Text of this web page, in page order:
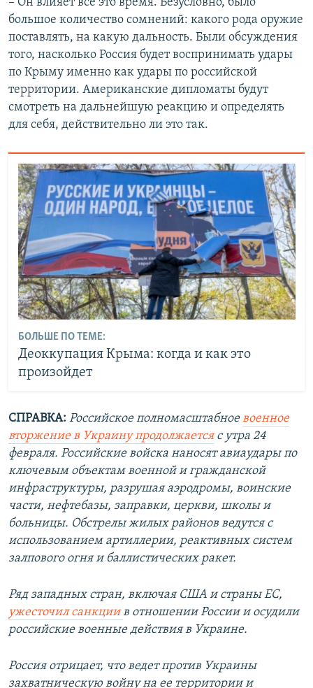
большое количество сомнений: какого рода оружие
поставлять, на какую дальность. Были обсуждения
того, насколько Россия будет воспринимать удары
по Крыму именно как удары по российской
территории. Американские дипломаты будут
смотреть на дальнейшую реакцию и определять
для себя, действительно ли это так.
БОЛЬШЕ ПО ТЕМЕ:
Деоккупация Крыма: когда и как это
произойдет
СПРАВКА: Российское полномасштабноевоенное
вторжение в Украину продолжаетсяс утра 24
февраля. Российские войска наносят авиаудары по
ключевым объектам военной и гражданской
инфраструктуры, разрушая аэродромы, воинские
части, нефтебазы, заправки, церкви, школы и
больницы. Обстрелы жилых районов ведутся с
использованием артиллерии, реактивных систем
залпового огня и баллистических ракет.
Ряд западных стран, включая США и страны ЕС,
ужесточил санкциив отношении России и осудили
российские военные действия в Украине.
Россия отрицает, что ведет против Украины
захватническую войну на ее территории и